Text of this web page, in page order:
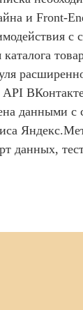
и Front-
с
данными с
данных,